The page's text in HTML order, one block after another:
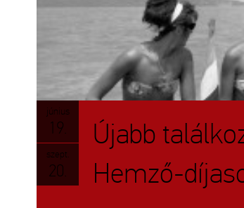
június
19.
szept.
20.
Újabb
Hemző-